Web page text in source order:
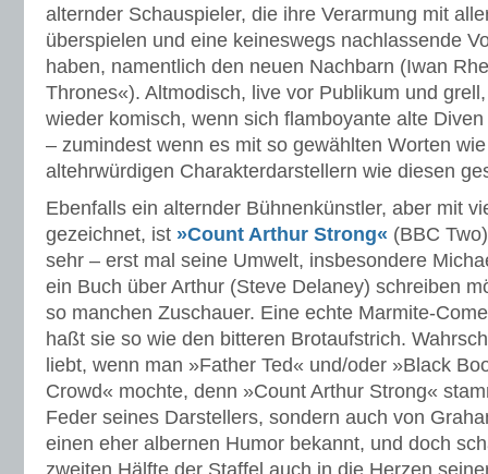
alternder Schauspieler, die ihre Verarmung mit
überspielen und eine keineswegs nachlassende
haben, namentlich den neuen Nachbarn (Iwan
Thrones«). Altmodisch, live vor Publikum und
wieder komisch, wenn sich flamboyante alte
– zumindest wenn es mit so gewählten Worten
altehrwürdigen Charakterdarstellern wie diesen
Ebenfalls ein alternder Bühnenkünstler, aber mit
gezeichnet, ist »Count Arthur Strong« (BBC
sehr – erst mal seine Umwelt, insbesondere
ein Buch über Arthur (Steve Delaney) schreiben
so manchen Zuschauer. Eine echte Marmite-
haßt sie so wie den bitteren Brotaufstrich.
liebt, wenn man »Father Ted« und/oder »Black
Crowd« mochte, denn »Count Arthur Strong«
Feder seines Darstellers, sondern auch von
einen eher albernen Humor bekannt, und doch
zweiten Hälfte der Staffel auch in die Herzen